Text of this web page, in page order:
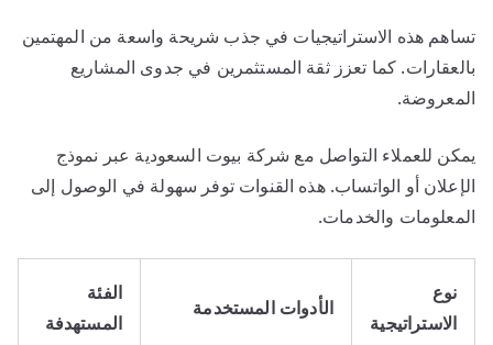
تساهم هذه الاستراتيجيات في جذب شريحة واسعة من المهتمين
بالعقارات. كما تعزز ثقة المستثمرين في جدوى المشاريع
المعروضة.
يمكن للعملاء التواصل مع شركة بيوت السعودية عبر نموذج
الإعلان أو الواتساب. هذه القنوات توفر سهولة في الوصول إلى
المعلومات والخدمات.
نوع
الاستراتيجية
الأدوات المستخدمة
الفئة
المستهدفة